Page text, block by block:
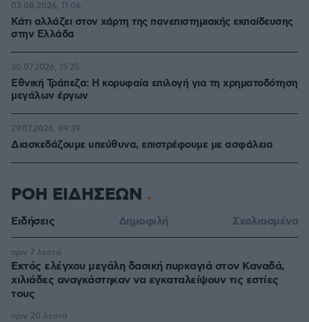
Κάτι αλλάζει στον χάρτη της πανεπιστημιακής εκπαίδευσης
στην Ελλάδα
03.08.2026, 11:06
Εθνική Τράπεζα: Η κορυφαία επιλογή για τη χρηματοδότηση
μεγάλων έργων
30.07.2026, 15:25
Διασκεδάζουμε υπεύθυνα, επιστρέφουμε με ασφάλεια
29.07.2026, 09:39
ΡΟΗ ΕΙΔΗΣΕΩΝ
Ειδήσεις Δημοφιλή Σχολιασμένα
Εκτός ελέγχου μεγάλη δασική πυρκαγιά στον Καναδά,
χιλιάδες αναγκάστηκαν να εγκαταλείψουν τις εστίες
τους
πριν 7 λεπτά
πριν 20 λεπτά